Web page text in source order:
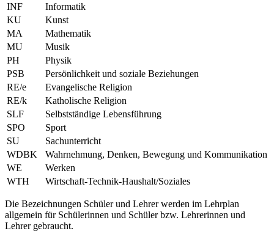
INF
Informatik
KU
Kunst
MA
Mathematik
MU
Musik
PH
Physik
PSB
Persönlichkeit und soziale Beziehungen
RE/e
Evangelische Religion
RE/k
Katholische Religion
SLF
Selbstständige Lebensführung
SPO
Sport
SU
Sachunterricht
WDBK
Wahrnehmung, Denken, Bewegung und Kommunikation
WE
Werken
WTH
Wirtschaft-Technik-Haushalt/Soziales
Die Bezeichnungen Schüler und Lehrer werden im Lehrplan
allgemein für Schülerinnen und Schüler bzw. Lehrerinnen und
Lehrer gebraucht.